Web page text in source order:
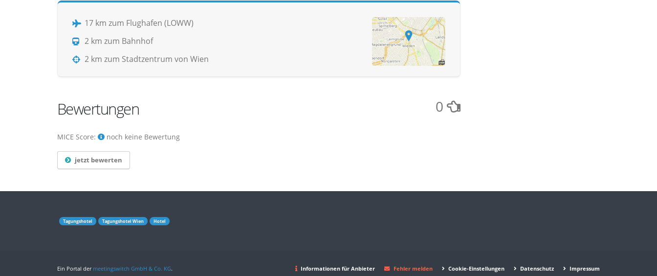
17 km zum Flughafen (LOWW)
2 km zum Bahnhof
2 km zum Stadtzentrum von Wien
Bewertungen 0
MICE Score: noch keine Bewertung
jetzt bewerten
Tagungshotel Tagungshotel Wien Hotel
Ein Portal der meetingswitch GmbH & Co. KG. Informationen für Anbieter Fehler melden Cookie-Einstellungen Datenschutz Impressum